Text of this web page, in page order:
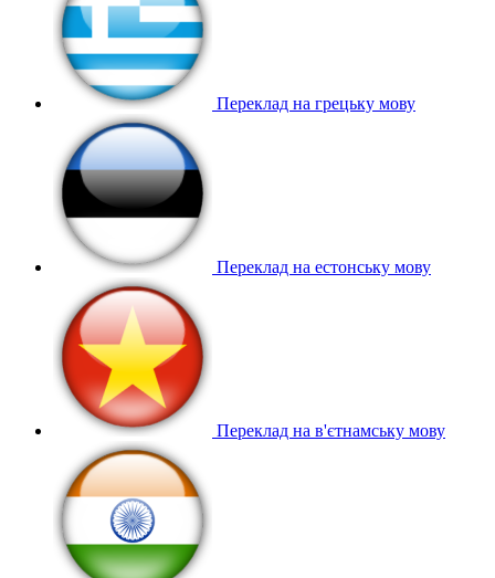
Переклад на грецьку мову
Переклад на естонську мову
Переклад на в'єтнамську мову